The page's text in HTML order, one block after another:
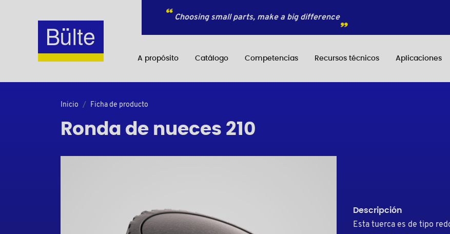
Choosing small parts, make a big difference
A propósito Catálogo Competencias Recursos técnicos Aplicaciones
Inicio Ficha de producto
Ronda de nueces 210
Descripción
Esta tuerca es de tipo